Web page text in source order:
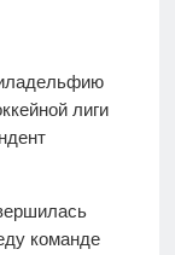
лиги
команде